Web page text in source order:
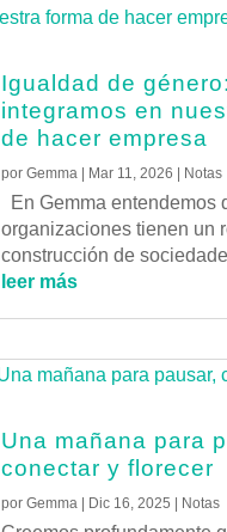
Igualdad de
integramos en
de hacer empresa
porGemma Mar 11, 2026 Notas
En Gemma entendemos
organizaciones tienen un
construcción de
leer más
Una mañana para
conectar y florecer
porGemma | Dic 16, 2025 | Notas